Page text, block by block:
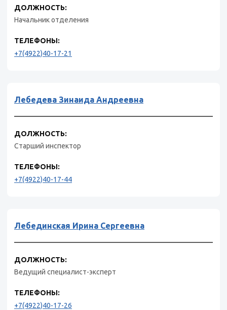
ДОЛЖНОСТЬ:
Начальник отделения
ТЕЛЕФОНЫ:
+7(4922)40-17-21
Лебедева Зинаида Андреевна
ДОЛЖНОСТЬ:
Старший инспектор
ТЕЛЕФОНЫ:
+7(4922)40-17-44
Лебединская Ирина Сергеевна
ДОЛЖНОСТЬ:
Ведущий специалист-эксперт
ТЕЛЕФОНЫ:
+7(4922)40-17-26